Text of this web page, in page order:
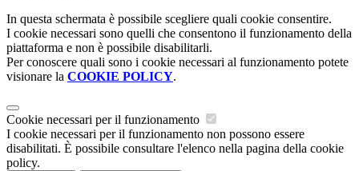
In questa schermata è possibile scegliere quali cookie consentire.
I cookie necessari sono quelli che consentono il funzionamento della
piattaforma e non è possibile disabilitarli.
Per conoscere quali sono i cookie necessari al funzionamento potete
visionare la COOKIE POLICY.
Cookie necessari per il funzionamento
I cookie necessari per il funzionamento non possono essere
disabilitati. È possibile consultare l'elenco nella pagina della cookie
policy.